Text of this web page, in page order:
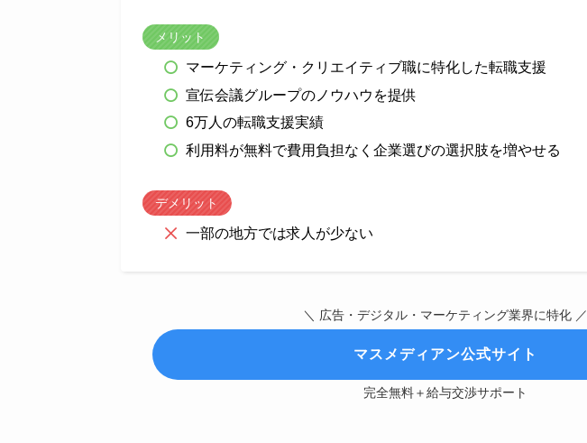
メリット
マーケティング・クリエイティブ職に特化した転職支援
宣伝会議グループのノウハウを提供
6万人の転職支援実績
利用料が無料で費用負担なく企業選びの選択肢を増やせる
デメリット
一部の地方では求人が少ない
＼ 広告・デジタル・マーケティング業界に特化 ／
マスメディアン公式サイト
完全無料＋給与交渉サポート